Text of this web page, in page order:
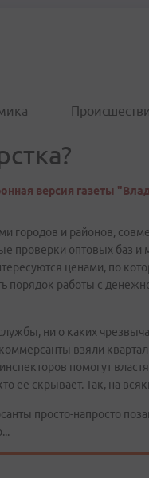
версия газеты
городов и районов,
проверки оптовых баз и
ценами, по
порядок работы с
ни о каких
взяли
помогут
ее скрывает. Так, на
просто-напросто